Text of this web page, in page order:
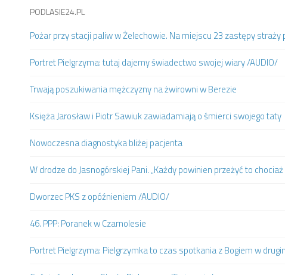
PODLASIE24.PL
Pożar przy stacji paliw w Żelechowie. Na miejscu 23 zastępy straży
Portret Pielgrzyma: tutaj dajemy świadectwo swojej wiary /AUDIO/
Trwają poszukiwania mężczyzny na żwirowni w Berezie
Księża Jarosław i Piotr Sawiuk zawiadamiają o śmierci swojego taty
Nowoczesna diagnostyka bliżej pacjenta
W drodze do Jasnogórskiej Pani. „Każdy powinien przeżyć to
Dworzec PKS z opóźnieniem /AUDIO/
46. PPP: Poranek w Czarnolesie
Portret Pielgrzyma: Pielgrzymka to czas spotkania z Bogiem w